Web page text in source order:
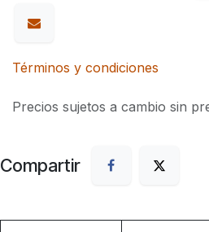
Términos y condiciones
Precios sujetos a cambio sin
Compartir